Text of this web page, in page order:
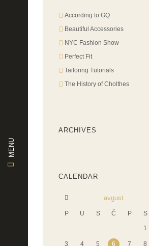
MENU
According to GQ
Beautiful Accessories
NYC Fashion Show
Perfect Fit
Tailoring Tutorials
The History of Cholthes
ARCHIVES
CALENDAR
avgust
P U S Č P S
1
3 4 5 6 7 8